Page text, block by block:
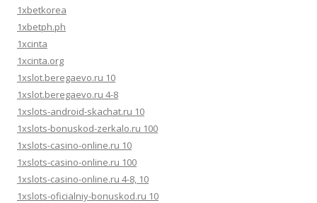
1xbetkorea
1xbetph.ph
1xcinta
1xcinta.org
1xslot.beregaevo.ru 10
1xslot.beregaevo.ru 4-8
1xslots-android-skachat.ru 10
1xslots-bonuskod-zerkalo.ru 100
1xslots-casino-online.ru 10
1xslots-casino-online.ru 100
1xslots-casino-online.ru 4-8, 10
1xslots-oficialniy-bonuskod.ru 10